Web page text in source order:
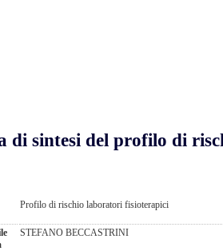
di sintesi del profilo di
Profilo di rischio laboratori fisioterapici
STEFANO BECCASTRINI